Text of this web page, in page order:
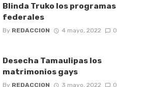
Blinda Truko los programas
federales
By REDACCION 4 mayo, 2022 0
Desecha Tamaulipas los
matrimonios gays
By REDACCION 3 mayo, 2022 0